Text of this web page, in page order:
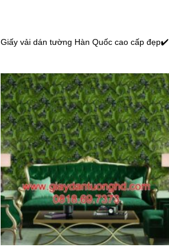
Giấy dán tường văn phòng 56146-4
Giấy vải dán tường Hàn Quốc cao cấp đẹp✔️